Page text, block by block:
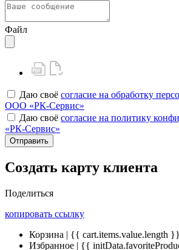
Файл
Даю своё согласие на обработку
ООО «РК-Сервис»
Даю своё согласие на политику
«РК-Сервис»
Отправить
Создать карту клиента
Поделиться
копировать ссылку
Корзина | {{ cart.items.value.length }}
Избранное | {{